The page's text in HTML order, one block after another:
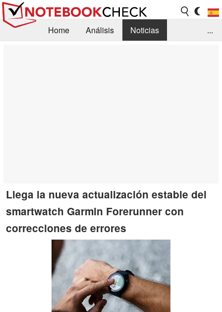
Home Análisis
Noticias
...
Llega la nueva actualización estable del
smartwatch Garmin Forerunner con
correcciones de errores